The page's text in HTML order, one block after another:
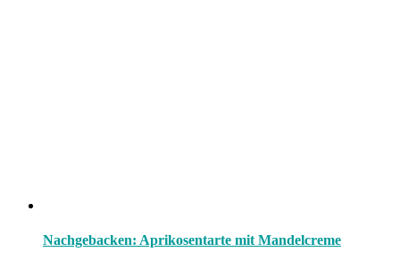
Nachgebacken: Aprikosentarte mit Mandelcreme